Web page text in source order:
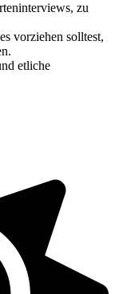
zu
vorziehen solltest,
etliche